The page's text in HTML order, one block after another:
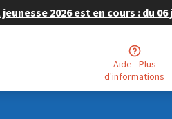
2026 est en cours : du 06
Aide - Plus
d'informations